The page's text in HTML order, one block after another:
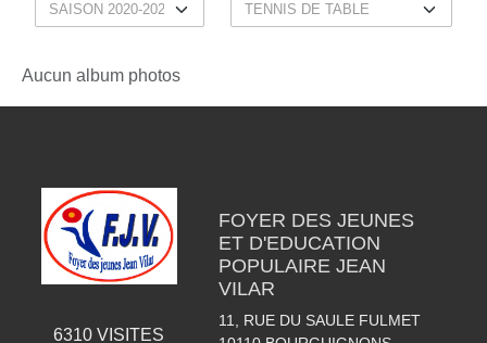
Aucun album photos
6310 VISITES
FOYER DES JEUNES
ET D'EDUCATION
POPULAIRE JEAN
VILAR
11, RUE DU SAULE FULMET